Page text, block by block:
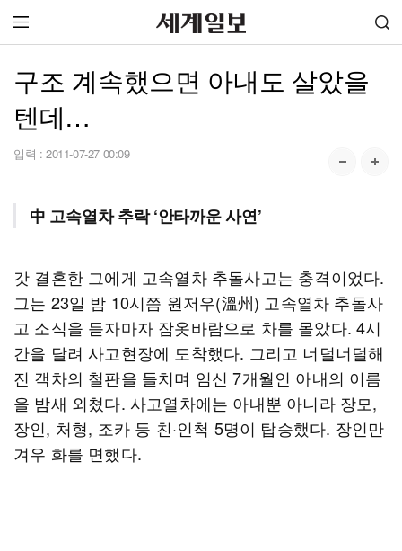
구조 계속했으면 아내도 살았을
텐데…
입력 : 2011-07-27 00:09
中 고속열차 추락 ‘안타까운 사연’
갓 결혼한 그에게 고속열차 추돌사고는 충격이었다.
그는 23일 밤 10시쯤 원저우(溫州) 고속열차 추돌사
고 소식을 듣자마자 잠옷바람으로 차를 몰았다. 4시
간을 달려 사고현장에 도착했다. 그리고 너덜너덜해
진 객차의 철판을 들치며 임신 7개월인 아내의 이름
을 밤새 외쳤다. 사고열차에는 아내뿐 아니라 장모,
장인, 처형, 조카 등 친·인척 5명이 탑승했다. 장인만
겨우 화를 면했다.